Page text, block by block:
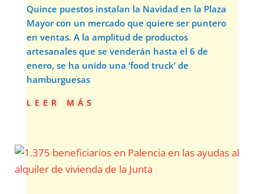
Quince puestos instalan la Navidad en la Plaza
Mayor con un mercado que quiere ser puntero
en ventas. A la amplitud de productos
artesanales que se venderán hasta el 6 de
enero, se ha unido una ‘food truck’ de
hamburguesas
leer más